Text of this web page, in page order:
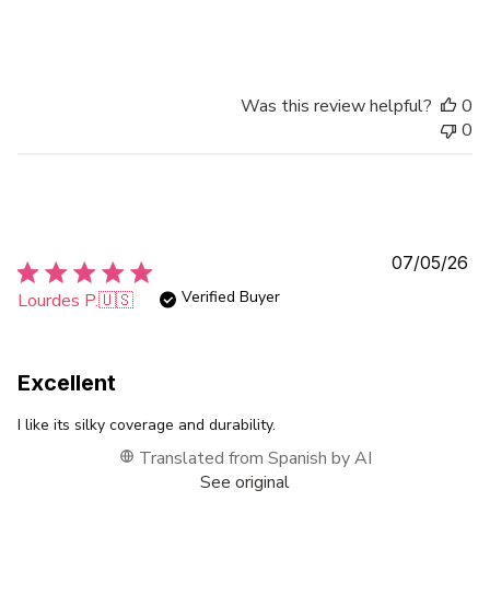
Was this review helpful?
0
0
Lourdes P.🇺🇸 Verified Buyer
Excellent
I like its silky coverage and durability.
Translated from Spanish by AI
See original
07/05/26